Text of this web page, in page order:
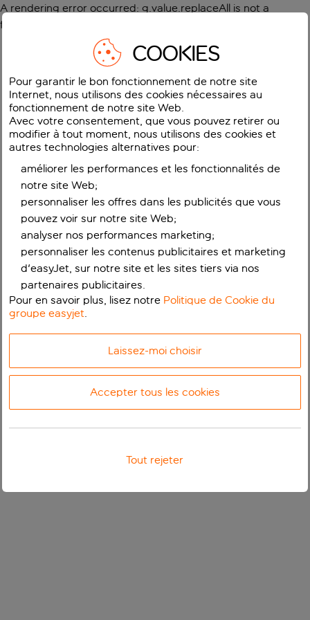
A rendering error occurred: g.value.replaceAll is not a
function
COOKIES
Pour garantir le bon fonctionnement de notre site
Internet, nous utilisons des cookies nécessaires au
fonctionnement de notre site Web.
Avec votre consentement, que vous pouvez retirer ou
modifier à tout moment, nous utilisons des cookies et
autres technologies alternatives pour:
améliorer les performances et les fonctionnalités de
notre site Web;
personnaliser les offres dans les publicités que vous
pouvez voir sur notre site Web;
analyser nos performances marketing;
personnaliser les contenus publicitaires et marketing
d'easyJet, sur notre site et les sites tiers via nos
partenaires publicitaires.
Pour en savoir plus, lisez notre Politique de Cookie du
groupe easyjet.
Laissez-moi choisir
Accepter tous les cookies
Tout rejeter